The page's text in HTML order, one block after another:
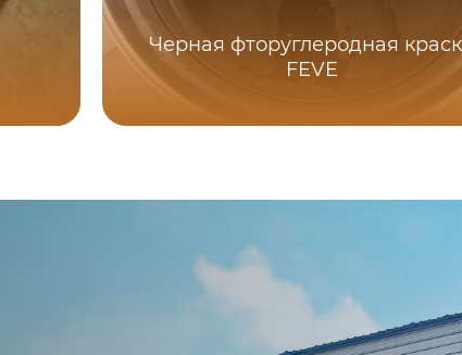
Черная фторуглеродная
FEVE